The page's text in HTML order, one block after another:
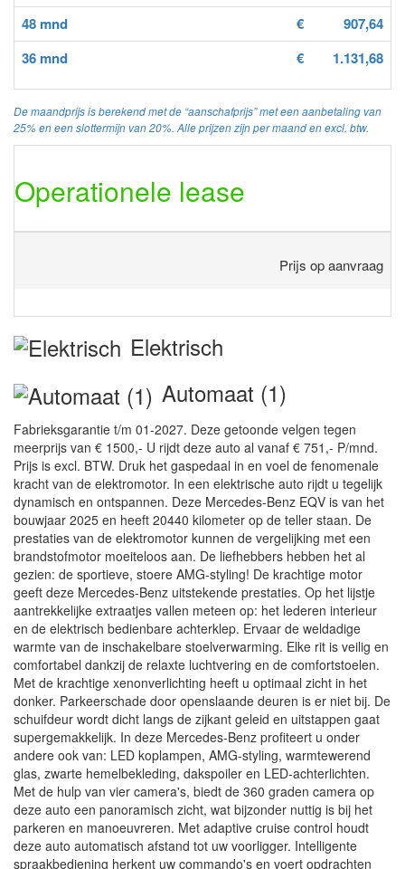
48 mnd
€
907,64
36 mnd
€ 1.131,68
De maandprijs is berekend met de “aanschafprijs” met een aanbetaling van
25% en een slottermijn van 20%. Alle prijzen zijn per maand en excl. btw.
Operationele lease
Prijs op aanvraag
Elektrisch
Automaat (1)
Fabrieksgarantie t/m 01-2027. Deze getoonde velgen tegen
meerprijs van € 1500,- U rijdt deze auto al vanaf € 751,- P/mnd.
Prijs is excl. BTW. Druk het gaspedaal in en voel de fenomenale
kracht van de elektromotor. In een elektrische auto rijdt u tegelijk
dynamisch en ontspannen. Deze Mercedes-Benz EQV is van het
bouwjaar 2025 en heeft 20440 kilometer op de teller staan. De
prestaties van de elektromotor kunnen de vergelijking met een
brandstofmotor moeiteloos aan. De liefhebbers hebben het al
gezien: de sportieve, stoere AMG-styling! De krachtige motor
geeft deze Mercedes-Benz uitstekende prestaties. Op het lijstje
aantrekkelijke extraatjes vallen meteen op: het lederen interieur
en de elektrisch bedienbare achterklep. Ervaar de weldadige
warmte van de inschakelbare stoelverwarming. Elke rit is veilig en
comfortabel dankzij de relaxte luchtvering en de comfortstoelen.
Met de krachtige xenonverlichting heeft u optimaal zicht in het
donker. Parkeerschade door openslaande deuren is er niet bij. De
schuifdeur wordt dicht langs de zijkant geleid en uitstappen gaat
supergemakkelijk. In deze Mercedes-Benz profiteert u onder
andere ook van: LED koplampen, AMG-styling, warmtewerend
glas, zwarte hemelbekleding, dakspoiler en LED-achterlichten.
Met de hulp van vier camera's, biedt de 360 graden camera op
deze auto een panoramisch zicht, wat bijzonder nuttig is bij het
parkeren en manoeuvreren. Met adaptive cruise control houdt
deze auto automatisch afstand tot uw voorligger. Intelligente
spraakbediening herkent uw commando's en voert opdrachten